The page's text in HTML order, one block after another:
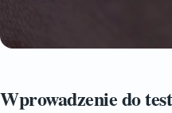
Wprowadzenie do